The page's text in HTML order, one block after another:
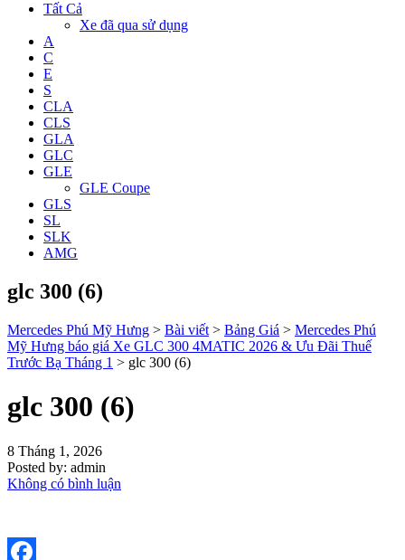
Tất Cả
Xe đã qua sử dụng
A
C
E
S
CLA
CLS
GLA
GLC
GLE
GLE Coupe
GLS
SL
SLK
AMG
glc 300 (6)
Mercedes Phú Mỹ Hưng > Bài viết > Bảng Giá > Mercedes Phú
Mỹ Hưng báo giá Xe GLC 300 4MATIC 2026 & Ưu Đãi Thuế
Trước Bạ Tháng 1 > glc 300 (6)
glc 300 (6)
8 Tháng 1, 2026
Posted by: admin
Không có bình luận